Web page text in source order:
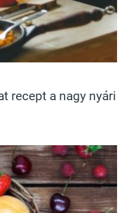
recept a nagy nyári